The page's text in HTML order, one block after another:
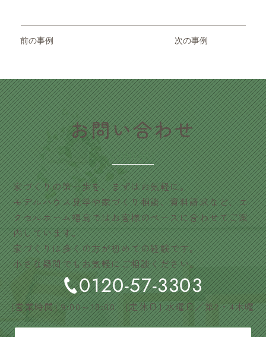
前の事例 次の事例
​お問い合わせ
CONTACT
家づくりの第一歩を、まずはお気軽に。
モデルハウス見学や家づくり相談、資料請求など、エ
クセルホーム福島ではお客様のペースに合わせてご案
内しています。
家づくりは多くの方が初めての経験です。
小さな疑問でもお気軽にご相談ください。
0120-57-3303
[営業時間] 9:00～18:00 [定休日] 水曜日／第2・4木曜